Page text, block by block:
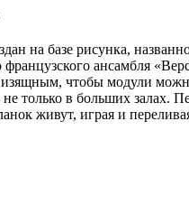
на базе рисунка,
французского ансамбля
изящным, чтобы модули
не только в больших залах.
живут, играя и